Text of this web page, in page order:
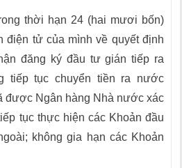
thời hạn 24 (hai mươi bốn)
điện tử của mình về quyết định
đăng ký đầu tư gián tiếp ra
tiếp tục chuyển tiền ra nước
được Ngân hàng Nhà nước xác
tục thực hiện các Khoản đầu
không gia hạn các Khoản